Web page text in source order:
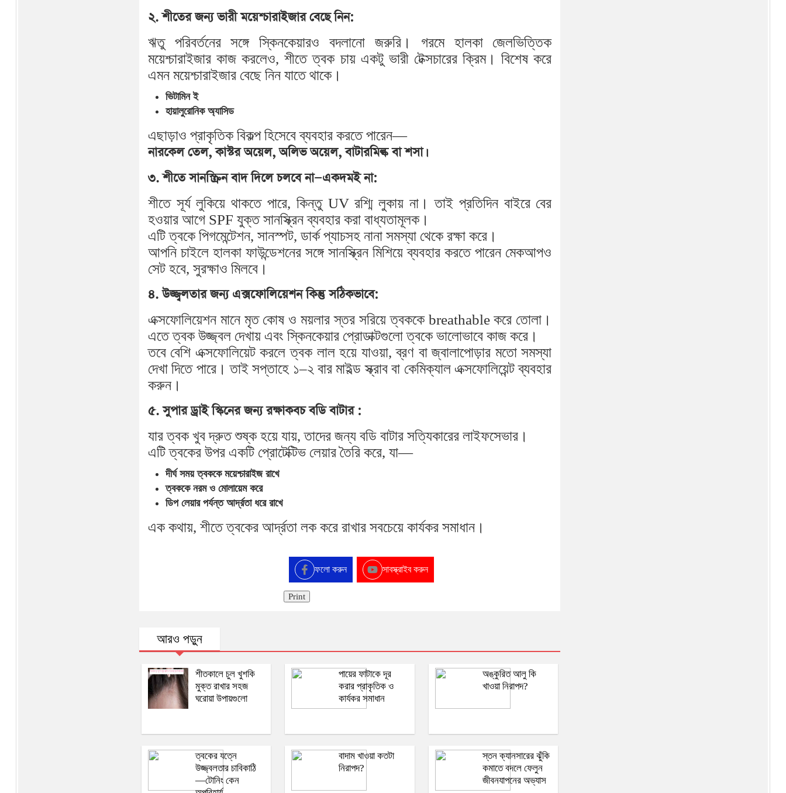
২. শীতের জন্য ভারী ময়েশ্চারাইজার বেছে নিন:
ঋতু পরিবর্তনের সঙ্গে স্কিনকেয়ারও বদলানো জরুরি। গরমে হালকা জেলভিত্তিক
ময়েশ্চারাইজার কাজ করলেও, শীতে ত্বক চায় একটু ভারী টেক্সচারের ক্রিম। বিশেষ করে
এমন ময়েশ্চারাইজার বেছে নিন যাতে থাকে।
ভিটামিন ই
হায়ালুরোনিক অ্যাসিড
এছাড়াও প্রাকৃতিক বিকল্প হিসেবে ব্যবহার করতে পারেন—
নারকেল তেল, কাস্টর অয়েল, অলিভ অয়েল, বাটারমিল্ক বা শসা।
৩. শীতে সানস্ক্রিন বাদ দিলে চলবে না—একদমই না:
শীতে সূর্য লুকিয়ে থাকতে পারে, কিন্তু UV রশ্মি লুকায় না। তাই প্রতিদিন বাইরে বের
হওয়ার আগে SPF যুক্ত সানস্ক্রিন ব্যবহার করা বাধ্যতামূলক।
এটি ত্বকে পিগমেন্টেশন, সানস্পট, ডার্ক প্যাচসহ নানা সমস্যা থেকে রক্ষা করে।
আপনি চাইলে হালকা ফাউন্ডেশনের সঙ্গে সানস্ক্রিন মিশিয়ে ব্যবহার করতে পারেন মেকআপও
সেট হবে, সুরক্ষাও মিলবে।
৪. উজ্জ্বলতার জন্য এক্সফোলিয়েশন কিন্তু সঠিকভাবে:
এক্সফোলিয়েশন মানে মৃত কোষ ও ময়লার স্তর সরিয়ে ত্বককে breathable করে তোলা।
এতে ত্বক উজ্জ্বল দেখায় এবং স্কিনকেয়ার প্রোডাক্টগুলো ত্বকে ভালোভাবে কাজ করে।
তবে বেশি এক্সফোলিয়েট করলে ত্বক লাল হয়ে যাওয়া, ব্রণ বা জ্বালাপোড়ার মতো সমস্যা
দেখা দিতে পারে। তাই সপ্তাহে ১–২ বার মাইল্ড স্ক্রাব বা কেমিক্যাল এক্সফোলিয়েন্ট ব্যবহার
করুন।
৫. সুপার ড্রাই স্কিনের জন্য রক্ষাকবচ বডি বাটার :
যার ত্বক খুব দ্রুত শুষ্ক হয়ে যায়, তাদের জন্য বডি বাটার সত্যিকারের লাইফসেভার।
এটি ত্বকের উপর একটি প্রোটেক্টিভ লেয়ার তৈরি করে, যা—
দীর্ঘ সময় ত্বককে ময়েশ্চারাইজ রাখে
ত্বককে নরম ও মোলায়েম করে
ডিপ লেয়ার পর্যন্ত আর্দ্রতা ধরে রাখে
এক কথায়, শীতে ত্বকের আর্দ্রতা লক করে রাখার সবচেয়ে কার্যকর সমাধান।
ফলো করুন সাবস্ক্রাইব করুন
Print
আরও পড়ুন
শীতকালে চুল খুশকি
মুক্ত রাখার সহজ
ঘরোয়া উপায়গুলো
পায়ের ফাটাকে দূর
করার প্রাকৃতিক ও
কার্যকর সমাধান
অঙ্কুরিত আলু কি
খাওয়া নিরাপদ?
ত্বকের যত্নে
উজ্জ্বলতার চাবিকাঠি
—টোনিং কেন
বাদাম খাওয়া কতটা
নিরাপদ?
স্তন ক্যানসারের ঝুঁকি
কমাতে বদলে ফেলুন
জীবনযাপনের অভ্যাস